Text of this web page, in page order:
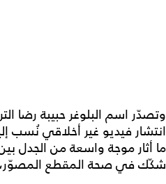
وتصدّر اسم البلوغر حبيبة رضا
انتشار فيديو غير أخلاقي نُسب
ما أثار موجة واسعة من الجدل
شكّك في صحة المقطع المصوّر،